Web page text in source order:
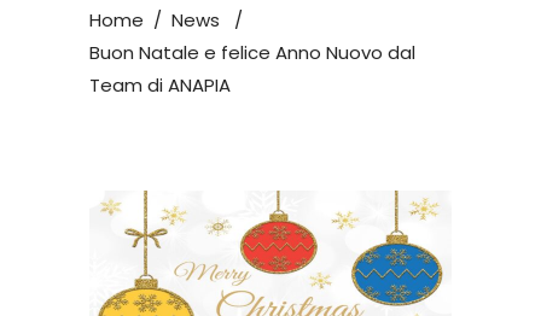
Home / News
/
Buon Natale e felice Anno Nuovo dal
Team di ANAPIA